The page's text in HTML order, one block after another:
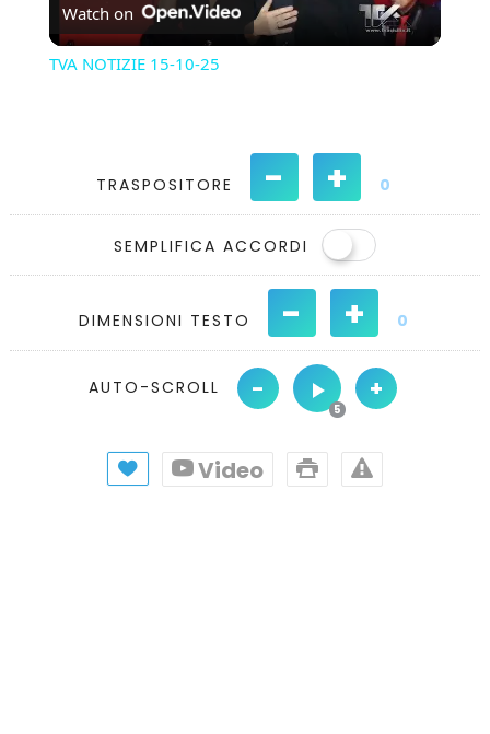
Video
Watch on
TVA NOTIZIE 15-10-25
TRASPOSITORE - + 0
SEMPLIFICA ACCORDI
DIMENSIONI TESTO - + 0
AUTO-SCROLL - +
Video